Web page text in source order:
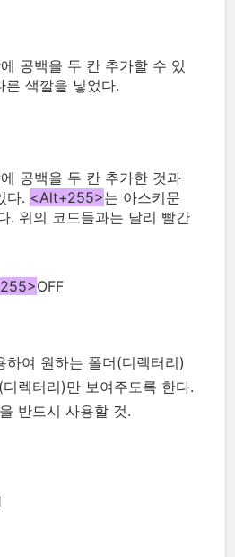
공백을 두 칸 추가할 수 있
른 색깔을 넣었다.
공백을 두 칸 추가한 것과
다. <Alt+255>는 아스키문
. 위의 코드들과는 달리 빨간
OFF
하여 원하는 폴더(디렉터리)
렉터리)만 보여주도록 한다.
반드시 사용할 것.